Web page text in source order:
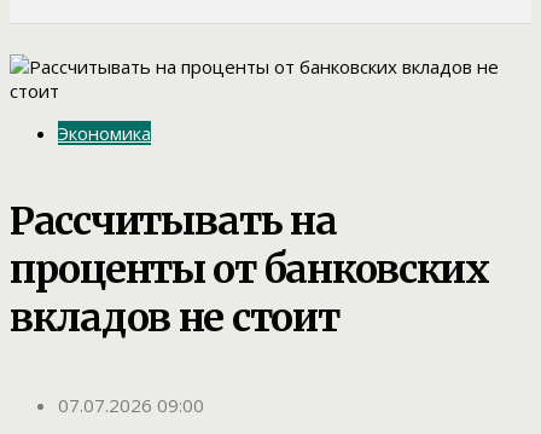
Экономика
Рассчитывать на
проценты от банковских
вкладов не стоит
07.07.2026 09:00